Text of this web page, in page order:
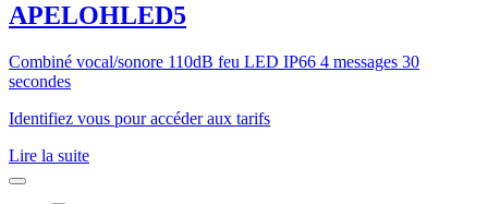
APELOHLED5
Combiné vocal/sonore 110dB feu LED IP66 4 messages 30
secondes
Identifiez vous pour accéder aux tarifs
Lire la suite